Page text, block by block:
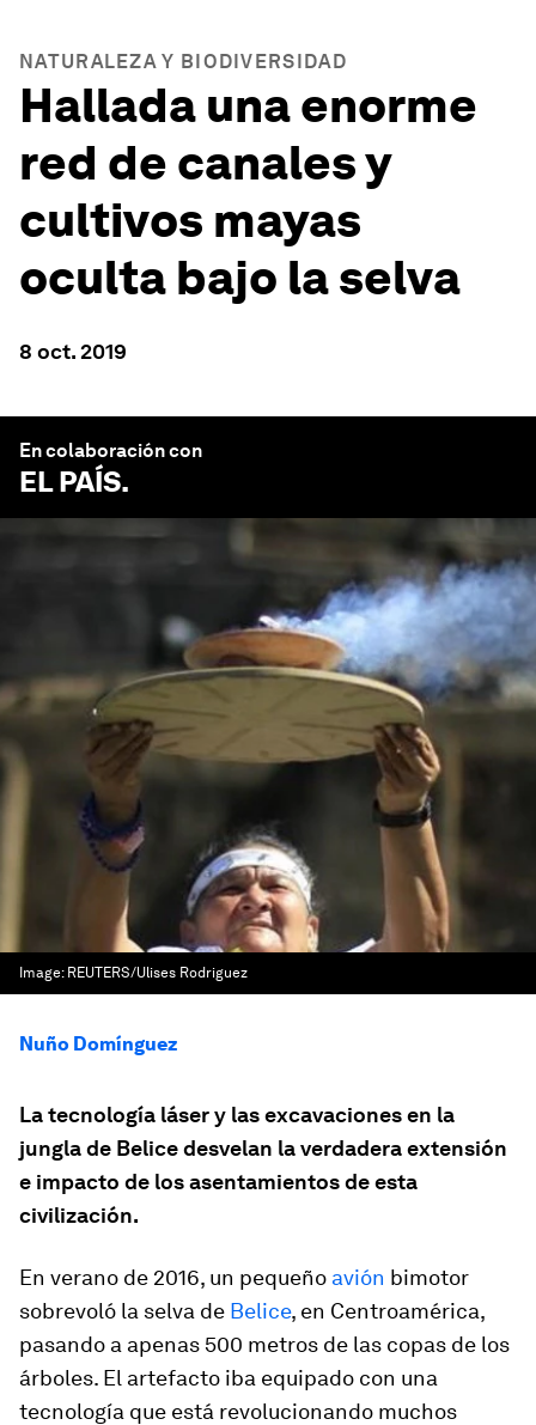
NATURALEZA Y BIODIVERSIDAD
Hallada una enorme
red de canales y
cultivos mayas
oculta bajo la selva
8 oct. 2019
En colaboración con
EL PAÍS.
Image: REUTERS/Ulises Rodriguez
Nuño Domínguez
La tecnología láser y las excavaciones en la
jungla de Belice desvelan la verdadera extensión
e impacto de los asentamientos de esta
civilización.
En verano de 2016, un pequeño avión bimotor
sobrevoló la selva de Belice, en Centroamérica,
pasando a apenas 500 metros de las copas de los
árboles. El artefacto iba equipado con una
tecnología que está revolucionando muchos